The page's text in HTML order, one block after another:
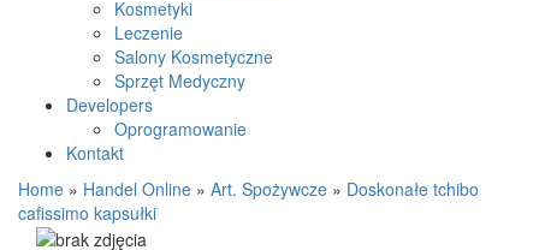
Kosmetyki
Leczenie
Salony Kosmetyczne
Sprzęt Medyczny
Developers
Oprogramowanie
Kontakt
Home » Handel Online » Art. Spożywcze » Doskonałe tchibo
cafissimo kapsułki